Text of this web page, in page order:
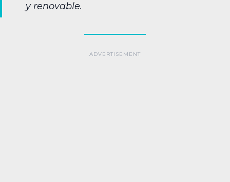
y renovable.